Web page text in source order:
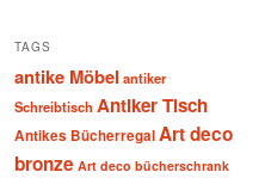
TAGS
antike Möbel antiker
Schreibtisch Antiker Tisch
Antikes BücherregalArt deco
bronze Art deco bücherschrank